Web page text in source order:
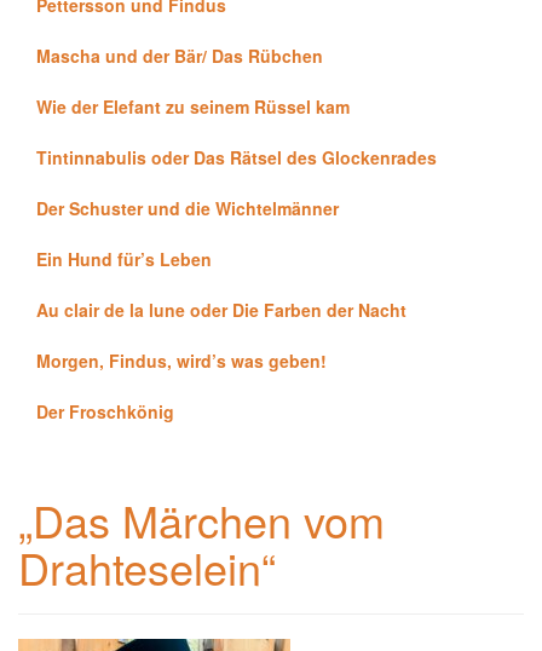
Pettersson und Findus
Mascha und der Bär/ Das Rübchen
Wie der Elefant zu seinem Rüssel kam
Tintinnabulis oder Das Rätsel des Glockenrades
Der Schuster und die Wichtelmänner
Ein Hund für’s Leben
Au clair de la lune oder Die Farben der Nacht
Morgen, Findus, wird’s was geben!
Der Froschkönig
„Das Märchen vom
Drahteselein“